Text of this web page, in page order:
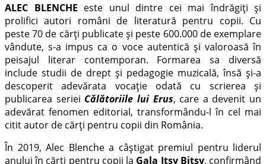
ALEC BLENCHE este unul dintre cei mai îndrăgiți și
prolifici autori români de literatură pentru copii. Cu
peste 70 de cărți publicate și peste 600.000 de exemplare
vândute, s-a impus ca o voce autentică și valoroasă în
peisajul literar contemporan. Formarea sa diversă
include studii de drept și pedagogie muzicală, însă și-a
descoperit adevărata vocație odată cu scrierea și
publicarea seriei Călătoriile lui Erus, care a devenit un
adevărat fenomen editorial, transformându-l în cel mai
citit autor de cărți pentru copii din România.
În 2019, Alec Blenche a câștigat premiul pentru liderul
anului în cărți pentru copii la Gala Itsy Bitsy, confirmând